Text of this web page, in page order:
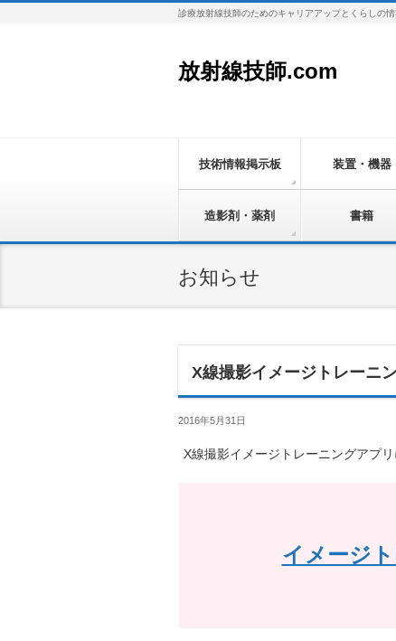
診療放射線技師のためのキャリアアップとくらしの情
放射線技師.com
技術情報掲示板 装置・機器
造影剤・薬剤 書籍
お知らせ
X線撮影イメージトレーニ
2016年5月31日
X線撮影イメージトレーニングアプリ
イメージ